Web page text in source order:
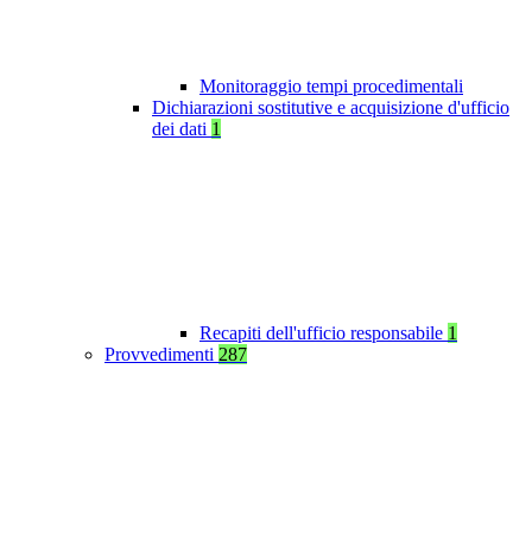
Monitoraggio tempi procedimentali
Dichiarazioni sostitutive e acquisizione d'ufficio
dei dati 1
Recapiti dell'ufficio responsabile 1
Provvedimenti 287